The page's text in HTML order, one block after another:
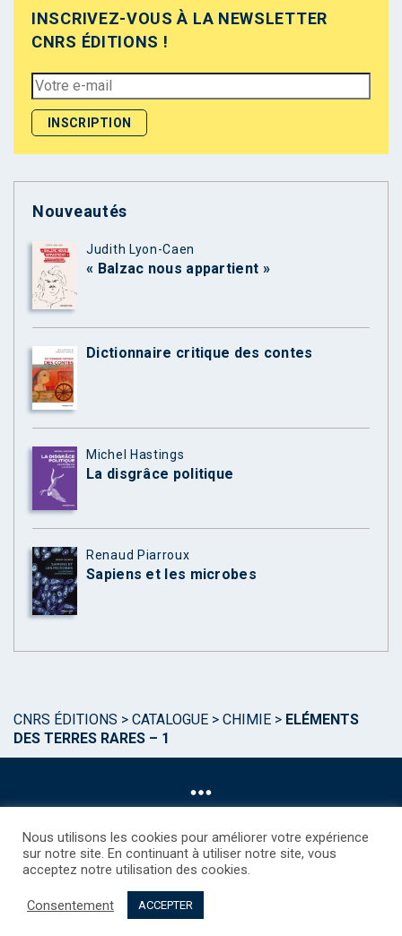
INSCRIVEZ-VOUS À LA NEWSLETTER
CNRS ÉDITIONS !
Nouveautés
Judith Lyon-Caen
« Balzac nous appartient »
Dictionnaire critique des contes
Michel Hastings
La disgrâce politique
Renaud Piarroux
Sapiens et les microbes
CNRS ÉDITIONS > CATALOGUE > CHIMIE > ELÉMENTS
DES TERRES RARES – 1
©CNRS EDITIONS 2025
Droits étrangers / Foreign rights
Nous utilisons les cookies pour améliorer votre expérience
sur notre site. En continuant à utiliser notre site, vous
acceptez notre utilisation des cookies.
Consentement ACCEPTER